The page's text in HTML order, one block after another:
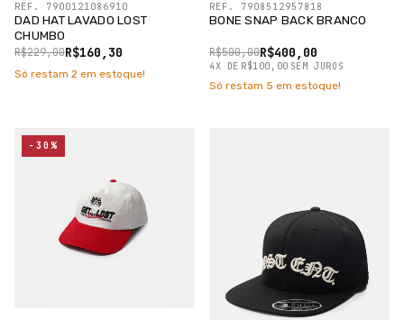
DAD HAT LAVADO LOST
CHUMBO
R$160,30
R$229,00
REF. 7900121086910
Só restam 2 em estoque!
BONE SNAP BACK BRANCO
R$400,00
R$500,00
4X DE R$100,00 SEM JUROS
REF. 7908512957818
Só restam 5 em estoque!
-30%